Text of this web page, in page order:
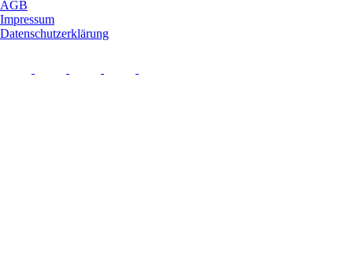
AGB
Impressum
Datenschutzerklärung